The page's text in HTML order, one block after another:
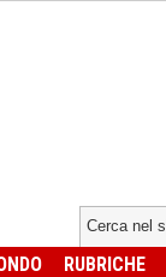
RUBRICHE